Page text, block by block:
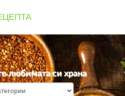
любимата си храна